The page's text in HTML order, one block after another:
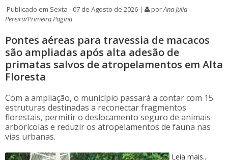
Publicado em Sexta - 07 de Agosto de 2026 | porAna Julia
Pereira/Primeira Pagina
Pontes aéreas para travessia de macacos
são ampliadas após alta adesão de
primatas salvos de atropelamentos em Alta
Floresta
Com a ampliação, o município passará a contar com 15
estruturas destinadas a reconectar fragmentos
florestais, permitir o deslocamento seguro de animais
arborícolas e reduzir os atropelamentos de fauna nas
vias urbanas.
Leia mais...